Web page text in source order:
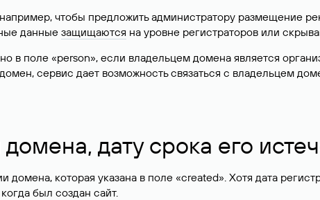
чтобы предложить администратору размещение
данные защищаются на уровне регистраторов или
в поле «person», если владельцем домена является
сервис дает возможность связаться с владельцем
дату срока его
домена, которая указана в поле «created». Хотя дата
был создан сайт.